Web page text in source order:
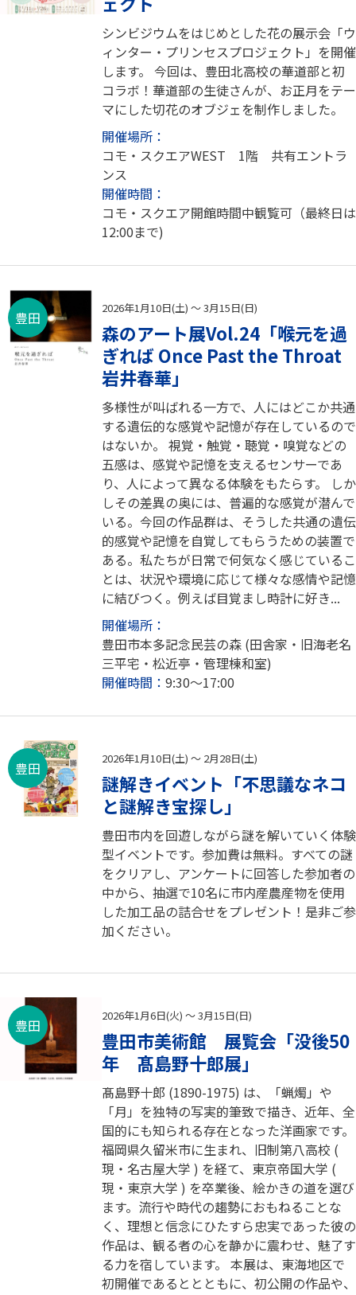
シンビジウムをはじめとした花の展示会「ウ
ィンター・プリンセスプロジェクト」を開催
します。 今回は、豊田北高校の華道部と初
コラボ！華道部の生徒さんが、お正月をテー
マにした切花のオブジェを制作しました。
開催場所：
コモ・スクエアWEST 1階 共有エントラ
ンス
開催時間：
コモ・スクエア開館時間中観覧可（最終日は
12:00まで)
豊田
2026年1月10日(土) ～ 3月15日(日)
森のアート展Vol.24「喉元を過
ぎれば Once Past the Throat
岩井春華」
多様性が叫ばれる一方で、人にはどこか共通
する遺伝的な感覚や記憶が存在しているので
はないか。 視覚・触覚・聴覚・嗅覚などの
五感は、感覚や記憶を支えるセンサーであ
り、人によって異なる体験をもたらす。 しか
しその差異の奥には、普遍的な感覚が潜んで
いる。今回の作品群は、そうした共通の遺伝
的感覚や記憶を自覚してもらうための装置で
ある。私たちが日常で何気なく感じているこ
とは、状況や環境に応じて様々な感情や記憶
に結びつく。例えば目覚まし時計に好き...
開催場所：
豊田市本多記念民芸の森 (田舎家・旧海老名
三平宅・松近亭・管理棟和室)
開催時間： 9:30～17:00
豊田
2026年1月10日(土) ～ 2月28日(土)
謎解きイベント「不思議なネコ
と謎解き宝探し」
豊田市内を回遊しながら謎を解いていく体験
型イベントです。参加費は無料。すべての謎
をクリアし、アンケートに回答した参加者の
中から、抽選で10名に市内産農産物を使用
した加工品の詰合せをプレゼント！是非ご参
加ください。
豊田
2026年1月6日(火) ～ 3月15日(日)
豊田市美術館 展覧会「没後50
年 髙島野十郎展」
髙島野十郎 (1890-1975) は、「蝋燭」や
「月」を独特の写実的筆致で描き、近年、全
国的にも知られる存在となった洋画家です。
福岡県久留米市に生まれ、旧制第八高校 (
現・名古屋大学 ) を経て、東京帝国大学 (
現・東京大学 ) を卒業後、絵かきの道を選び
ます。流行や時代の趨勢におもねることな
く、理想と信念にひたすら忠実であった彼の
作品は、観る者の心を静かに震わせ、魅了す
る力を宿しています。 本展は、東海地区で
初開催であるととともに、初公開の作品や、